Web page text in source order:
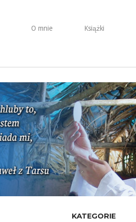
O mnie Książki
KATEGORIE